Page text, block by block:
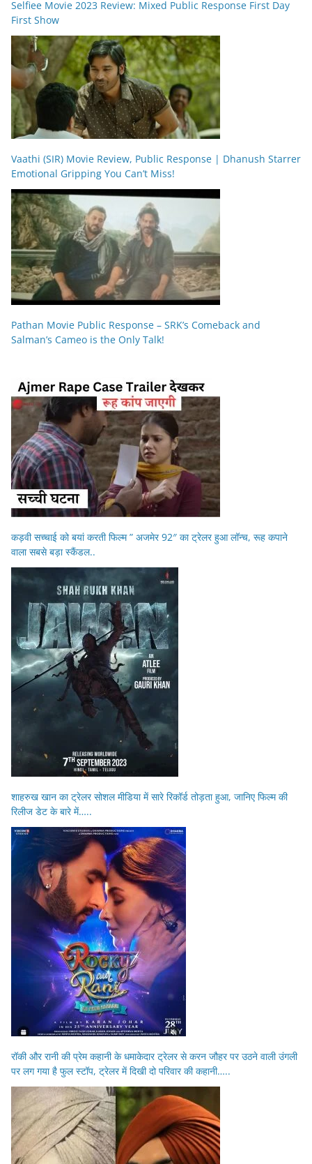
Selfiee Movie 2023 Review: Mixed Public Response First Day
First Show
Vaathi (SIR) Movie Review, Public Response | Dhanush Starrer
Emotional Gripping You Can’t Miss!
Pathan Movie Public Response – SRK’s Comeback and
Salman’s Cameo is the Only Talk!
कड़वी सच्चाई को बयां करती फिल्म ” अजमेर 92″ का ट्रेलर हुआ लॉन्च, रूह कपाने
वाला सबसे बड़ा स्कैंडल..
शाहरुख खान का ट्रेलर सोशल मीडिया में सारे रिकॉर्ड तोड़ता हुआ, जानिए फिल्म की
रिलीज डेट के बारे में…..
रॉकी और रानी की प्रेम कहानी के धमाकेदार ट्रेलर से करन जौहर पर उठने वाली उंगली
पर लग गया है फुल स्टॉप, ट्रेलर में दिखी दो परिवार की कहानी…..